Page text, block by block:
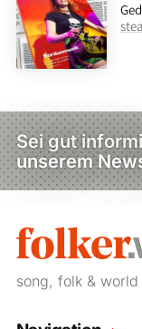
Sei gut
unserem
song, folk & world